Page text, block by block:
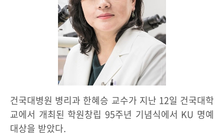
건국대병원 병리과 한혜승 교수가 지난 12일 건국대학
교에서 개최된 학원창립 95주년 기념식에서 KU 명예
대상을 받았다.